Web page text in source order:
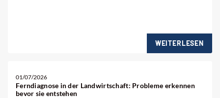
WEITERLESEN
01/07/2026
Ferndiagnose in der Landwirtschaft: Probleme erkennen
bevor sie entstehen